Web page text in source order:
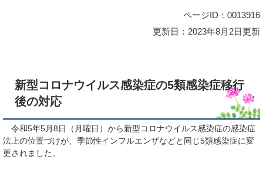
ページID：0013916
更新日：2023年8月2日更新
新型コロナウイルス感染症の5類感染症移行
後の対応
令和5年5月8日（月曜日）から新型コロナウイルス感染症の感染症
法上の位置づけが、季節性インフルエンザなどと同じ5類感染症に変
更されました。